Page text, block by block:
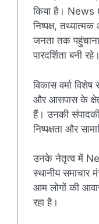
किया है। News
निष्पक्ष,
जनता तक
पारदर्शिता बनी रहे।
विकास वर्मा
और आसपास के
हैं। उनकी
निष्पक्षता और
उनके नेतृत्व में
स्थानीय समाचार
आम लोगों की
रहा है।